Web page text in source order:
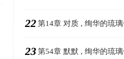
22第14章 对质 , 绚华的琉
23第54章 默默 , 绚华的琉